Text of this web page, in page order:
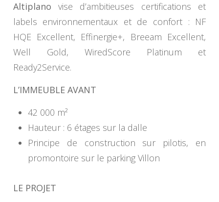
Altiplano vise d’ambitieuses certifications et
labels environnementaux et de confort : NF
HQE Excellent, Effinergie+, Breeam Excellent,
Well Gold, WiredScore Platinum et
Ready2Service.
L’IMMEUBLE AVANT
42 000 m²
Hauteur : 6 étages sur la dalle
Principe de construction sur pilotis, en
promontoire sur le parking Villon
LE PROJET